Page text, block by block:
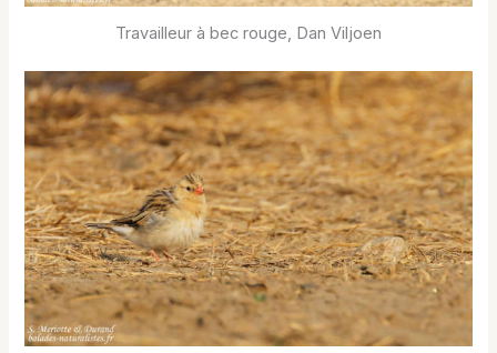
Travailleur à bec rouge, Dan Viljoen